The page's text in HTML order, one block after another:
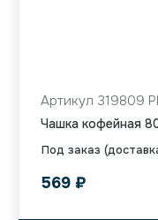
Под заказ
Артикул 319809
Чашка кофейная
569 ₽